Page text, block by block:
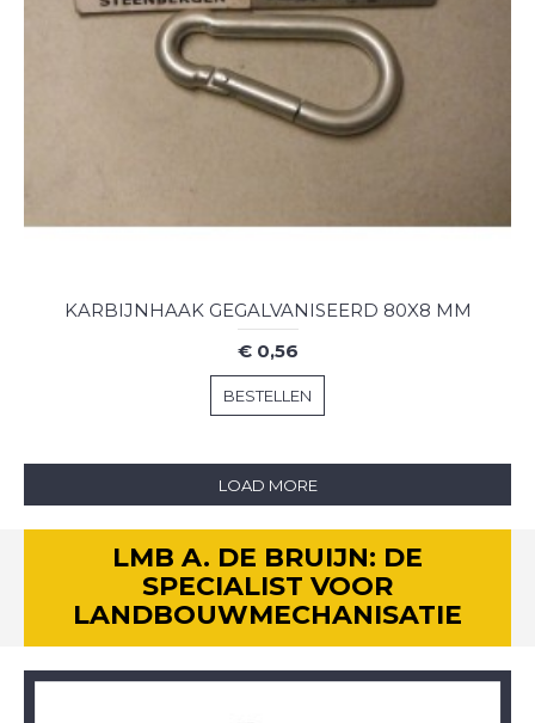
KARBIJNHAAK GEGALVANISEERD 80X8 MM
€ 0,56
BESTELLEN
LOAD MORE
LMB A. DE BRUIJN: DE
SPECIALIST VOOR
LANDBOUWMECHANISATIE